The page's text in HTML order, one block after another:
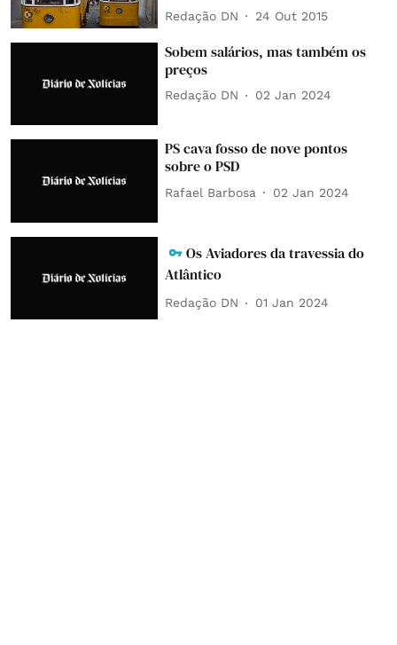
Redação DN 24 Out 2015
Sobem salários, mas também os
preços
Redação DN 02 Jan 2024
PS cava fosso de nove pontos
sobre o PSD
Rafael Barbosa 02 Jan 2024
Os Aviadores da travessia do
Atlântico
Redação DN 01 Jan 2024